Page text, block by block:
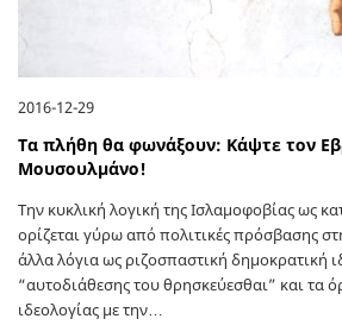
2016-12-29
Τα πλήθη θα φωνάξουν: Κάψτε τον
Μουσουλμάνο!
Την κυκλική λογική της Ισλαμοφοβίας ως
ορίζεται γύρω από πολιτικές πρόσβασης
άλλα λόγια ως ριζοσπαστική δημοκρατική
“αυτοδιάθεσης του θρησκεύεσθαι” και τα
ιδεολογίας με την…